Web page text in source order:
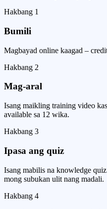
Hakbang 1
Bumili
Magbayad online kaagad –
Hakbang 2
Mag-aral
Isang maikling training video
available sa 12 wika.
Hakbang 3
Ipasa ang quiz
Isang mabilis na knowledge
mong subukan ulit nang madali.
Hakbang 4